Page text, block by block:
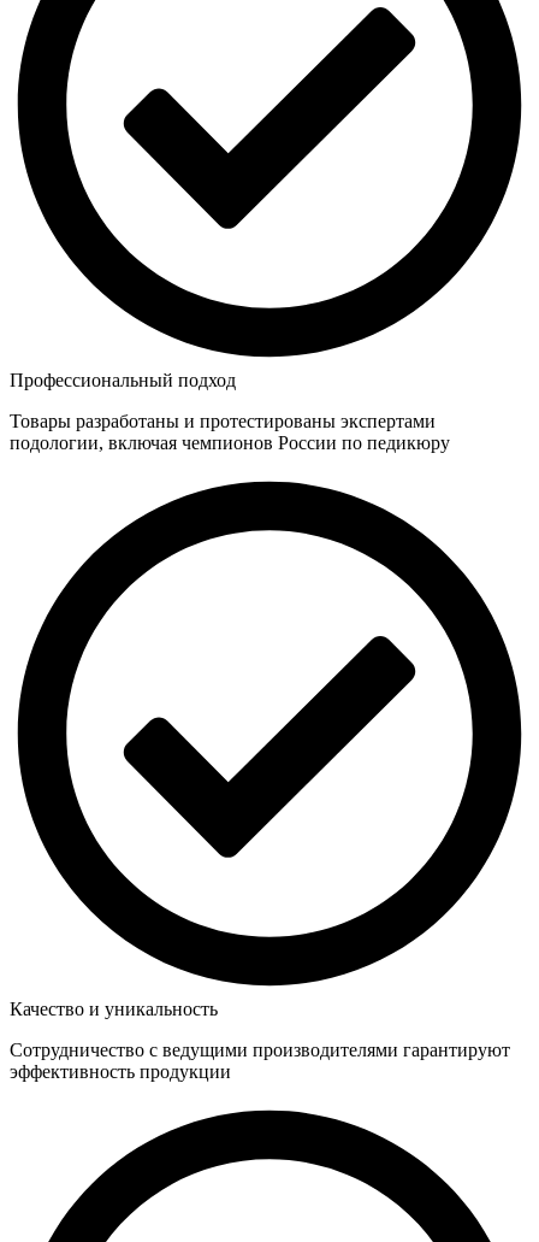
Профессиональный подход
Товары разработаны и протестированы экспертами
подологии, включая чемпионов России по педикюру
Качество и уникальность
Сотрудничество с ведущими производителями гарантируют
эффективность продукции